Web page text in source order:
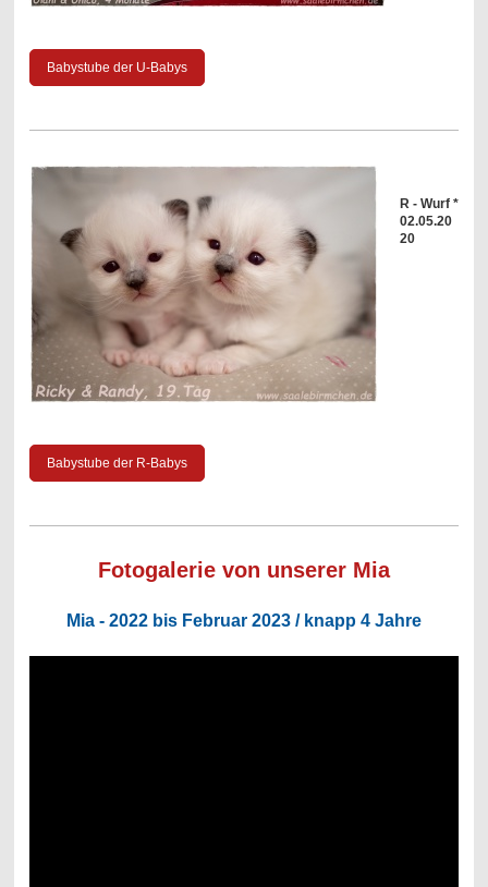
Babystube der U-Babys
R - Wurf *
02.05.20
20
Babystube der R-Babys
Fotogalerie von unserer Mia
Mia - 2022 bis Februar 2023 / knapp 4 Jahre